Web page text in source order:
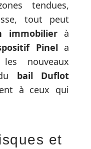
tendues,
tout peut
immobilierà
Pinel a
nouveaux
bail Duflot
à ceux qui
et